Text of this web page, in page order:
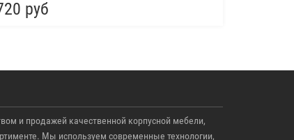
руб
и продажей качественной корпусной мебели,
Мы используем современные технологии,